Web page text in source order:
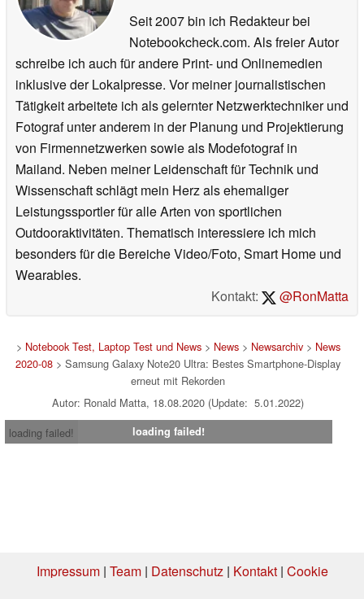
Seit 2007 bin ich Redakteur bei
Notebookcheck.com. Als freier Autor
schreibe ich auch für andere Print- und Onlinemedien
inklusive der Lokalpresse. Vor meiner journalistischen
Tätigkeit arbeitete ich als gelernter Netzwerktechniker und
Fotograf unter anderem in der Planung und Projektierung
von Firmennetzwerken sowie als Modefotograf in
Mailand. Neben meiner Leidenschaft für Technik und
Wissenschaft schlägt mein Herz als ehemaliger
Leistungssportler für alle Arten von sportlichen
Outdooraktivitäten. Thematisch interessiere ich mich
besonders für die Bereiche Video/Foto, Smart Home und
Wearables.
Kontakt:
@RonMatta
> Notebook Test, Laptop Test und News> News> Newsarchiv> News
2020-08 > Samsung Galaxy Note20 Ultra: Bestes Smartphone-Display
erneut mit Rekorden
Autor: Ronald Matta, 18.08.2020 (Update: 5.01.2022)
loading failed!
loading failed!
Impressum| Team| Datenschutz| Kontakt| Cookie